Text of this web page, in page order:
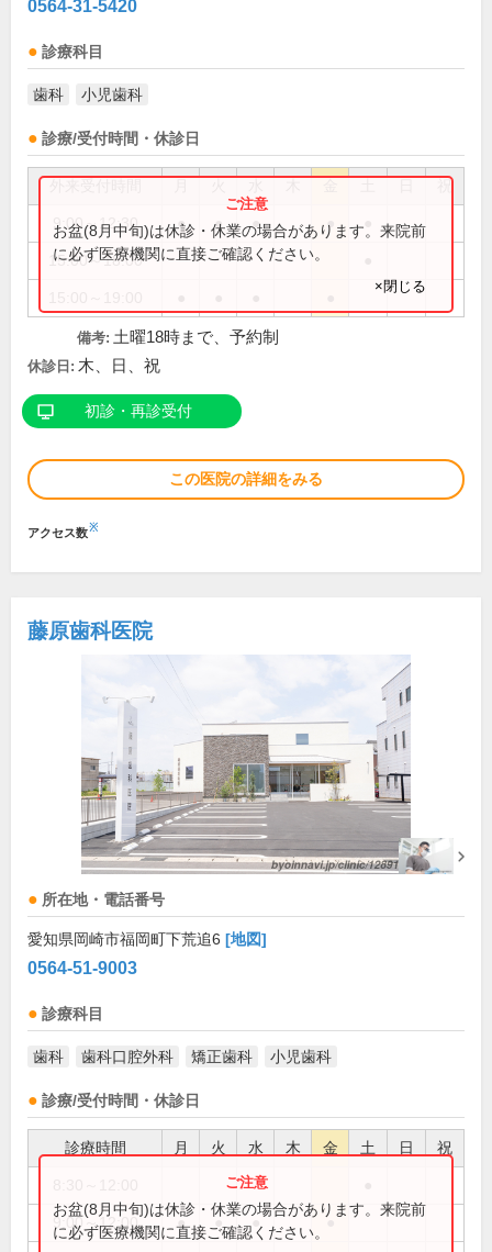
0564-31-5420
診療科目
歯科 小児歯科
診療/受付時間・休診日
祝
9:00～12:30 ● ● ● ●
15:00～18:00
お盆(8月中旬)は休診・休業の場合があります。来院前
に必ず医療機関に直接ご確認ください。
×閉じる
備考: 土曜18時まで、予約制
休診日: 木、日、祝
初診・再診受付
この医院の詳細をみる
アクセス数※
藤原歯科医院
所在地・電話番号
愛知県岡崎市福岡町下荒追6 [地図]
0564-51-9003
診療科目
歯科 歯科口腔外科 矯正歯科 小児歯科
診療/受付時間・休診日
診療時間 月 火 水 木 金 土 日 祝
9:00～12:00 ● ● ● ●
お盆(8月中旬)は休診・休業の場合があります。来院前
に必ず医療機関に直接ご確認ください。